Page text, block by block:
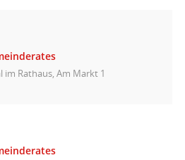
im Rathaus, Am Markt 1